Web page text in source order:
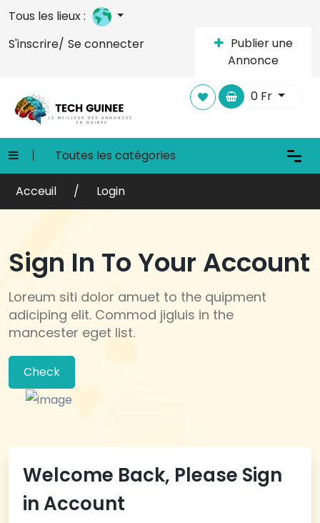
Tous les lieux :
S'inscrire/ Se connecter
Publier une
Annonce
0 Fr
Toutes les catégories
Acceuil Login
Sign In To Your Account
Loreum siti dolor amuet to the quipment
adiciping elit. Commod jigluis in the
mancester eget list.
Check
Welcome Back, Please Sign
in Account